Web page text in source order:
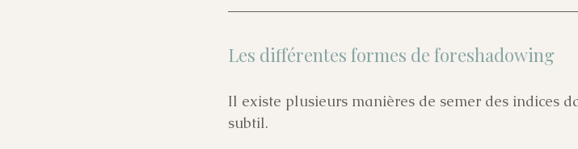
Les différentes formes de foreshadowing
Il existe plusieurs manières de semer des indices
subtil.